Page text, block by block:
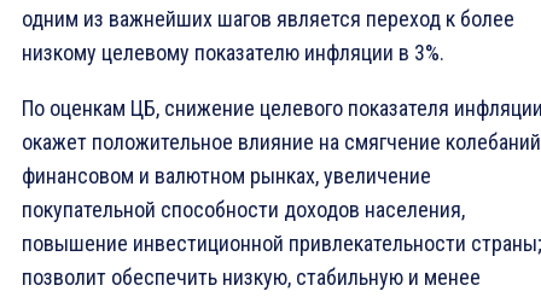
одним из важнейших шагов является переход к более
низкому целевому показателю инфляции в 3%.
По оценкам ЦБ, снижение целевого показателя
окажет положительное влияние на смягчение
финансовом и валютном рынках, увеличение
покупательной способности доходов населения,
повышение инвестиционной привлекательности страны;
позволит обеспечить низкую, стабильную и менее